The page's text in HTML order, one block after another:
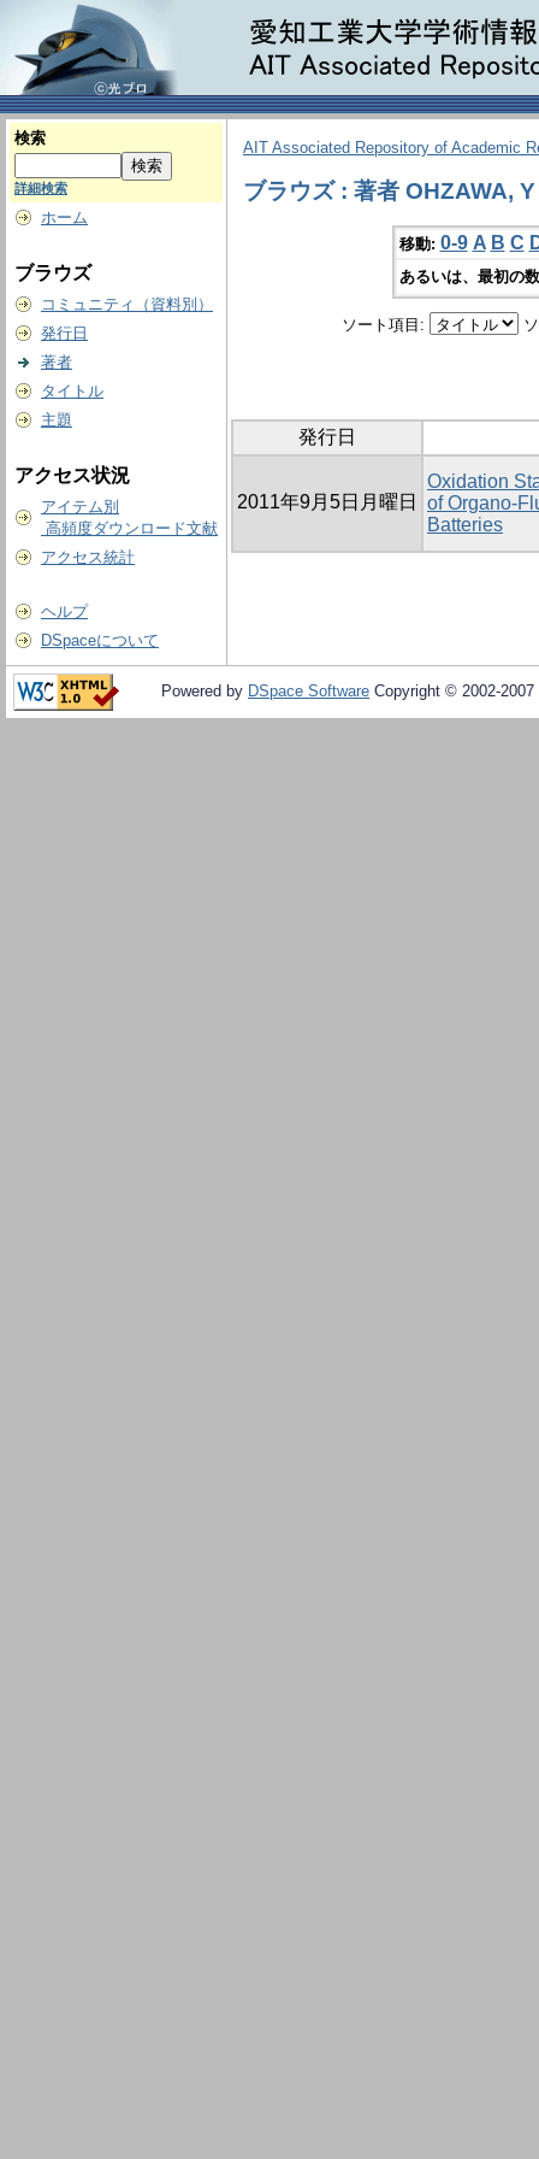
検索
詳細検索
ホーム
ブラウズ
コミュニティ（資料別）
発行日
著者
タイトル
主題
アクセス状況
アイテム別
高頻度ダウンロード文献
アクセス統計
ヘルプ
DSpaceについて
AIT Associated Repository of Academic
ブラウズ : 著者 OHZAWA, Y
移動: 0-9 A B C
あるいは、最初の
ソート項目:
発行日
2011年9月5日月曜日
Oxidation
of Organo-
Batteries
Powered by DSpace Software Copyright © 2002-2007